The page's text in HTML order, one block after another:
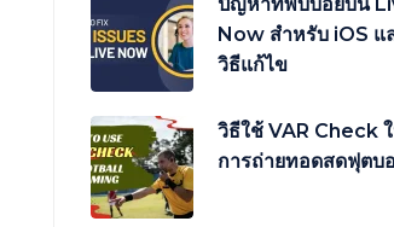
Now สำหรับ iOS แ
วิธีแก้ไข
วิธีใช้ VAR Check
การถ่ายทอดสดฟุตบ